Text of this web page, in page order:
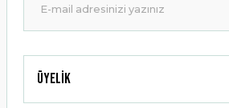
Bu ürüne benzer farklı alternatifler olmalı.
Üyelik